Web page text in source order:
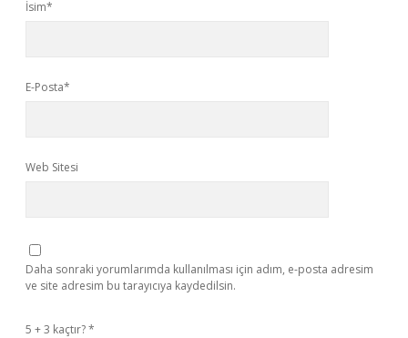
İsim*
E-Posta*
Web Sitesi
Daha sonraki yorumlarımda kullanılması için adım, e-posta adresim
ve site adresim bu tarayıcıya kaydedilsin.
5 + 3 kaçtır?*